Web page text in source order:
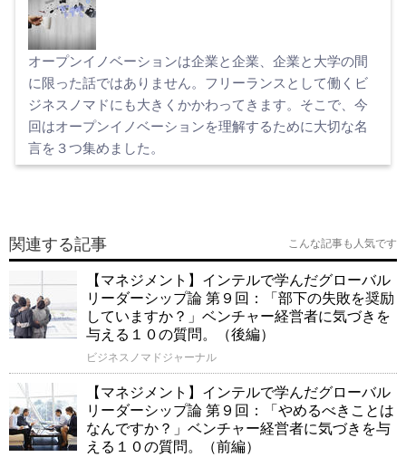
オープンイノベーションは企業と企業、企業と大学の間
に限った話ではありません。フリーランスとして働くビ
ジネスノマドにも大きくかかわってきます。そこで、今
回はオープンイノベーションを理解するために大切な名
言を３つ集めました。
関連する記事 こんな記事も人気です
【マネジメント】インテルで学んだグローバル
リーダーシップ論 第９回：「部下の失敗を奨励
していますか？」ベンチャー経営者に気づきを
与える１０の質問。（後編）
ビジネスノマドジャーナル
【マネジメント】インテルで学んだグローバル
リーダーシップ論 第９回：「やめるべきことは
なんですか？」ベンチャー経営者に気づきを与
える１０の質問。（前編）